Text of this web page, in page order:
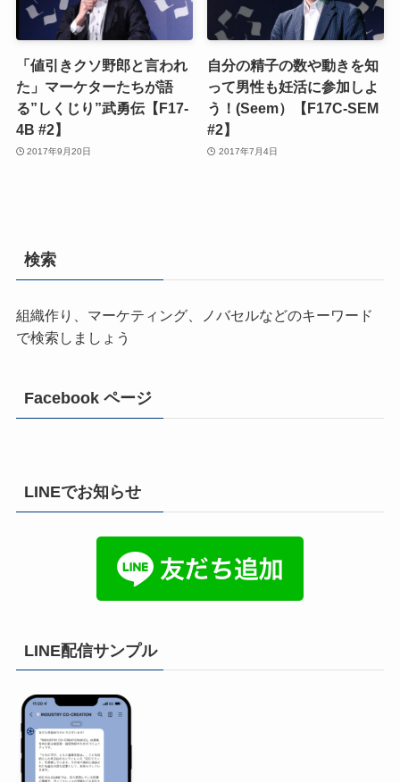
「値引きクソ野郎と言われ
た」マーケターたちが語
る”しくじり”武勇伝【F17-
4B #2】
2017年9月20日
自分の精子の数や動きを知
って男性も妊活に参加しよ
う！(Seem）【F17C-SEM
#2】
2017年7月4日
検索
組織作り、マーケティング、ノバセルなどのキーワード
で検索しましょう
Facebook ページ
LINEでお知らせ
LINE配信サンプル